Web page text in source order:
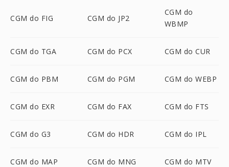
CGM do FIG CGM do JP2
CGM do
WBMP
CGM do TGA CGM do PCX CGM do CUR
CGM do PBM CGM do PGM CGM do WEBP
CGM do EXR CGM do FAX CGM do FTS
CGM do G3 CGM do HDR CGM do IPL
CGM do MAP CGM do MNG CGM do MTV